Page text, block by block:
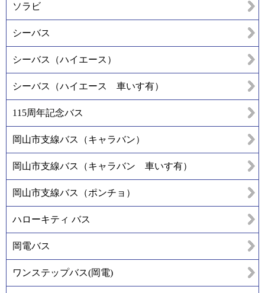
ソラビ
シーバス
シーバス（ハイエース）
シーバス（ハイエース 車いす有）
115周年記念バス
岡山市支線バス（キャラバン）
岡山市支線バス（キャラバン 車いす有）
岡山市支線バス（ポンチョ）
ハローキティ バス
岡電バス
ワンステップバス(岡電)